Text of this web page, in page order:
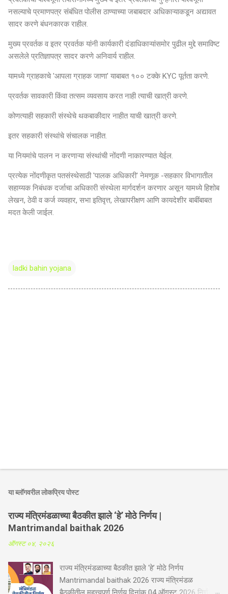
नसल्याचे प्रमाणपत्र संबंधित पोलीस ठाण्याच्या जबाबदार अधिकाऱ्याकडून अद्यावत
सादर करणे बंधनकारक राहील.
मुख्य प्रवर्तक व इतर प्रवर्तक यांनी कार्यकारी दंडाधिकाऱ्यांसमोर पुढील मुद्दे समाविष्ट
असलेले प्रतिज्ञापत्र सादर करणे अनिवार्य राहील.
यामध्ये ग्राहकाचे 'आपला ग्राहक जाणा' याबाबत १०० टक्के KYC पूर्तता करणे.
प्रवर्तक सावकारी किंवा तत्सम व्यवसाय करत नाही त्याची खात्री करणे.
कोणत्याही सहकारी संस्थेचे थकबाकीदार नाहीत याची खात्री करणे.
इतर सहकारी संस्थांचे संचालक नाहीत.
या नियमांचे पालन न करणाऱ्या संस्थांची नोंदणी नाकारण्यात येईल.
प्रत्येक नोंदणीकृत पतसंस्थेसाठी 'पालक अधिकारी' नेमणूक -सहकार विभागातील
सहाय्यक निबंधक दर्जाचा अधिकारी संस्थेला मार्गदर्शन करणार असून यामध्ये हिशोब
लेखन, ठेवी व कर्ज व्यवहार, सभा इतिवृत्त, लेखापरीक्षण आणि कायदेशीर बाबींबाबत
मदत केली जाईल.
ladki bahin yojana
या ब्लॉगवरील लोकप्रिय पोस्ट
राज्य मंत्रिमंडळाच्या बैठकीत झाले ‘हे’ मोठे निर्णय |
Mantrimandal baithak 2026
ऑगस्ट ०४, २०२६
राज्य मंत्रिमंडळाच्या बैठकीत झाले ‘हे’ मोठे निर्णय
Mantrimandal baithak 2026 राज्य मंत्रिमंडळ